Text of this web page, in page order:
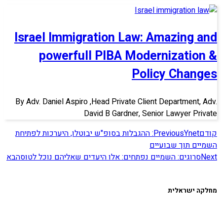
Israel Immigration Law: Amazing and
powerfull PIBA Modernization &
Policy Changes
By Adv. Daniel Aspiro ,Head Private Client Department, Adv.
David B Gardner, Senior Lawyer Private
קודם
PreviousYnet: ההגבלות בסופ"ש יבוטלו, היערכות לפתיחת
השמיים תוך שבועיים
Nextסרוגים: השמיים נפתחים: אלו היעדים שאליהם נוכל לטוסהבא
מחלקה ישראלית